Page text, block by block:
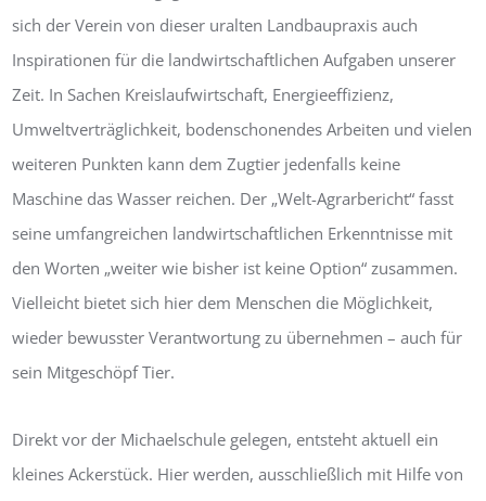
sich der Verein von dieser uralten Landbaupraxis auch
Inspirationen für die landwirtschaftlichen Aufgaben unserer
Zeit. In Sachen Kreislaufwirtschaft, Energieeffizienz,
Umweltverträglichkeit, bodenschonendes Arbeiten und vielen
weiteren Punkten kann dem Zugtier jedenfalls keine
Maschine das Wasser reichen. Der „Welt-Agrarbericht“ fasst
seine umfangreichen landwirtschaftlichen Erkenntnisse mit
den Worten „weiter wie bisher ist keine Option“ zusammen.
Vielleicht bietet sich hier dem Menschen die Möglichkeit,
wieder bewusster Verantwortung zu übernehmen – auch für
sein Mitgeschöpf Tier.
Direkt vor der Michaelschule gelegen, entsteht aktuell ein
kleines Ackerstück. Hier werden, ausschließlich mit Hilfe von